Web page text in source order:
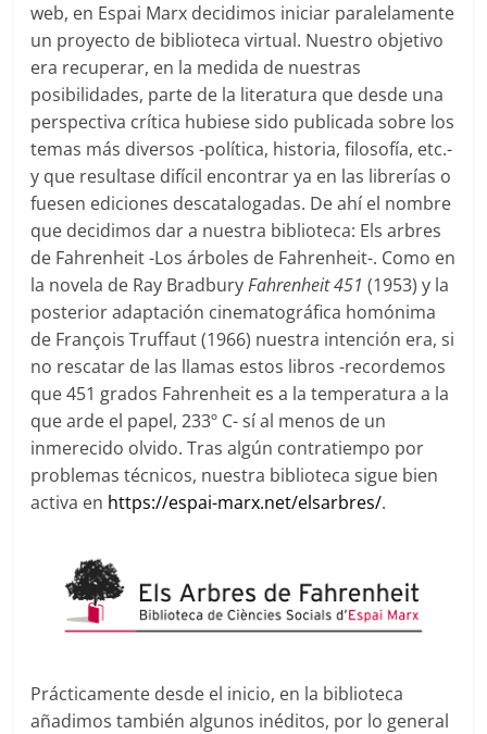
web, en Espai Marx decidimos iniciar paralelamente
un proyecto de biblioteca virtual. Nuestro objetivo
era recuperar, en la medida de nuestras
posibilidades, parte de la literatura que desde una
perspectiva crítica hubiese sido publicada sobre los
temas más diversos -política, historia, filosofía, etc.-
y que resultase difícil encontrar ya en las librerías o
fuesen ediciones descatalogadas. De ahí el nombre
que decidimos dar a nuestra biblioteca: Els arbres
de Fahrenheit -Los árboles de Fahrenheit-. Como en
la novela de Ray BradburyFahrenheit 451(1953) y la
posterior adaptación cinematográfica homónima
de François Truffaut (1966) nuestra intención era, si
no rescatar de las llamas estos libros -recordemos
que 451 grados Fahrenheit es a la temperatura a la
que arde el papel, 233º C- sí al menos de un
inmerecido olvido. Tras algún contratiempo por
problemas técnicos, nuestra biblioteca sigue bien
activa en https://espai-marx.net/elsarbres/.
Prácticamente desde el inicio, en la biblioteca
añadimos también algunos inéditos, por lo general